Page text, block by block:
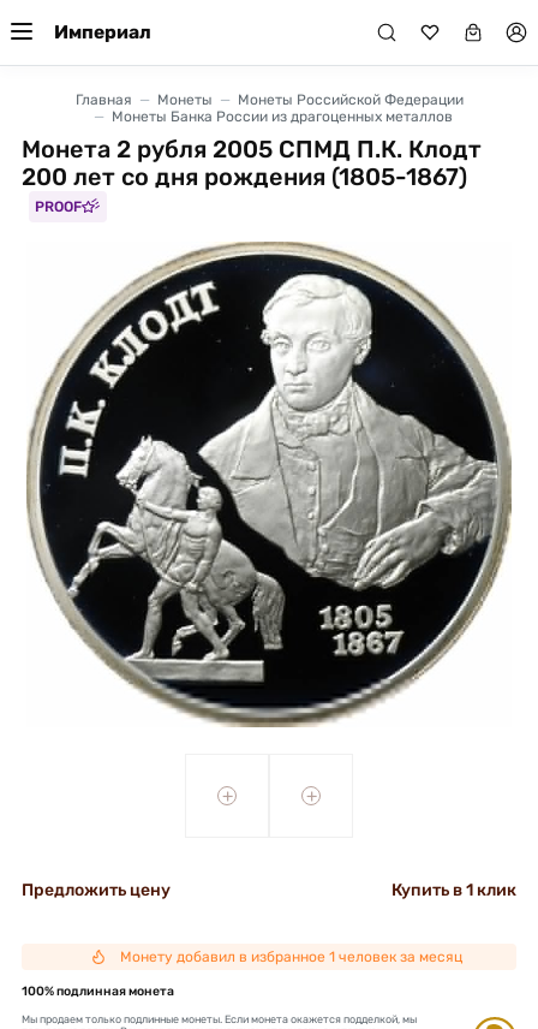
Империал
Главная Монеты
Монеты Российской Федерации
Монеты Банка России из драгоценных металлов
Монета 2 рубля 2005 СПМД П.К. Клодт
200 лет со дня рождения (1805-1867)
PROOF
+ +
Предложить цену Купить в 1 клик
Монету добавил в избранное 1 человек за месяц
100% подлинная монета
Мы продаем только подлинные монеты. Если монета окажется подделкой, мы